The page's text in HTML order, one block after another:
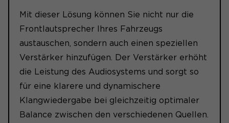
Mit dieser Lösung können Sie nicht nur die
Frontlautsprecher Ihres Fahrzeugs
austauschen, sondern auch einen speziellen
Verstärker hinzufügen. Der Verstärker erhöht
die Leistung des Audiosystems und sorgt so
für eine klarere und dynamischere
Klangwiedergabe bei gleichzeitig optimaler
Balance zwischen den verschiedenen Quellen.